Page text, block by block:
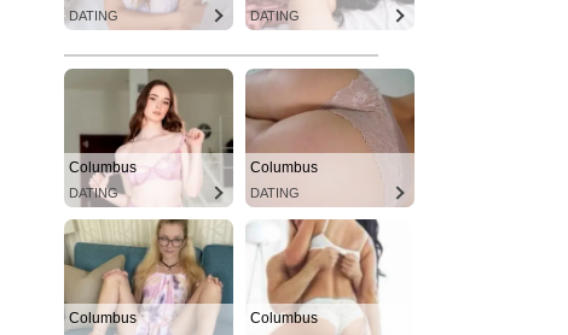
DATING DATING
Columbus
DATING
Columbus
DATING
Columbus Columbus